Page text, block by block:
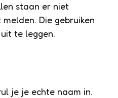
staan er niet
Die gebruiken
te leggen.
je je echte naam in.